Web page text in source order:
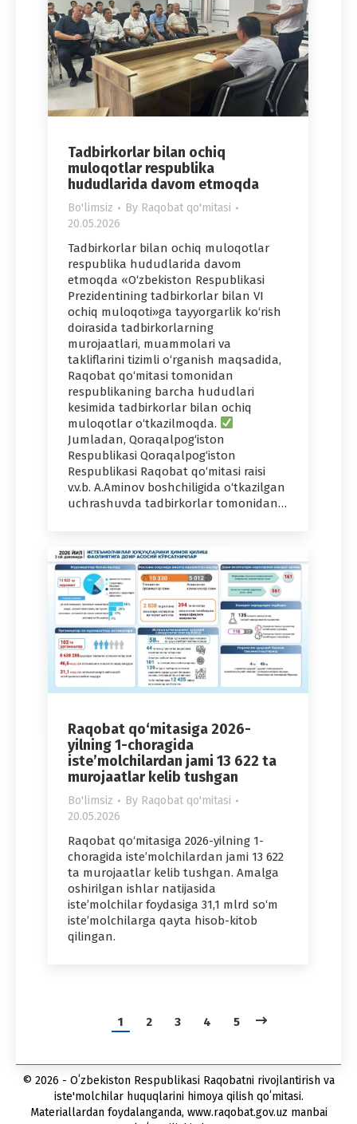
Tadbirkorlar bilan ochiq
muloqotlar respublika
hududlarida davom etmoqda
Bo'limsiz By Raqobat qo'mitasi
20.05.2026
Tadbirkorlar bilan ochiq muloqotlar
respublika hududlarida davom
etmoqda «O‘zbekiston Respublikasi
Prezidentining tadbirkorlar bilan VI
ochiq muloqoti»ga tayyorgarlik ko‘rish
doirasida tadbirkorlarning
murojaatlari, muammolari va
takliflarini tizimli o‘rganish maqsadida,
Raqobat qo‘mitasi tomonidan
respublikaning barcha hududlari
kesimida tadbirkorlar bilan ochiq
muloqotlar o‘tkazilmoqda.
Jumladan, Qoraqalpog‘iston
Respublikasi Qoraqalpog‘iston
Respublikasi Raqobat qo‘mitasi raisi
v.v.b. A.Aminov boshchiligida o‘tkazilgan
uchrashuvda tadbirkorlar tomonidan…
Raqobat qo‘mitasiga 2026-
yilning 1-choragida
iste’molchilardan jami 13 622 ta
murojaatlar kelib tushgan
Bo'limsiz By Raqobat qo'mitasi
20.05.2026
Raqobat qo‘mitasiga 2026-yilning 1-
choragida iste’molchilardan jami 13 622
ta murojaatlar kelib tushgan. Amalga
oshirilgan ishlar natijasida
iste’molchilar foydasiga 31,1 mlrd so‘m
iste’molchilarga qayta hisob-kitob
qilingan.
1 2 3 4 5
© 2026 - Oʻzbekiston Respublikasi Raqobatni rivojlantirish va
iste'molchilar huquqlarini himoya qilish qoʻmitasi.
Materiallardan foydalanganda, www.raqobat.gov.uz manbai